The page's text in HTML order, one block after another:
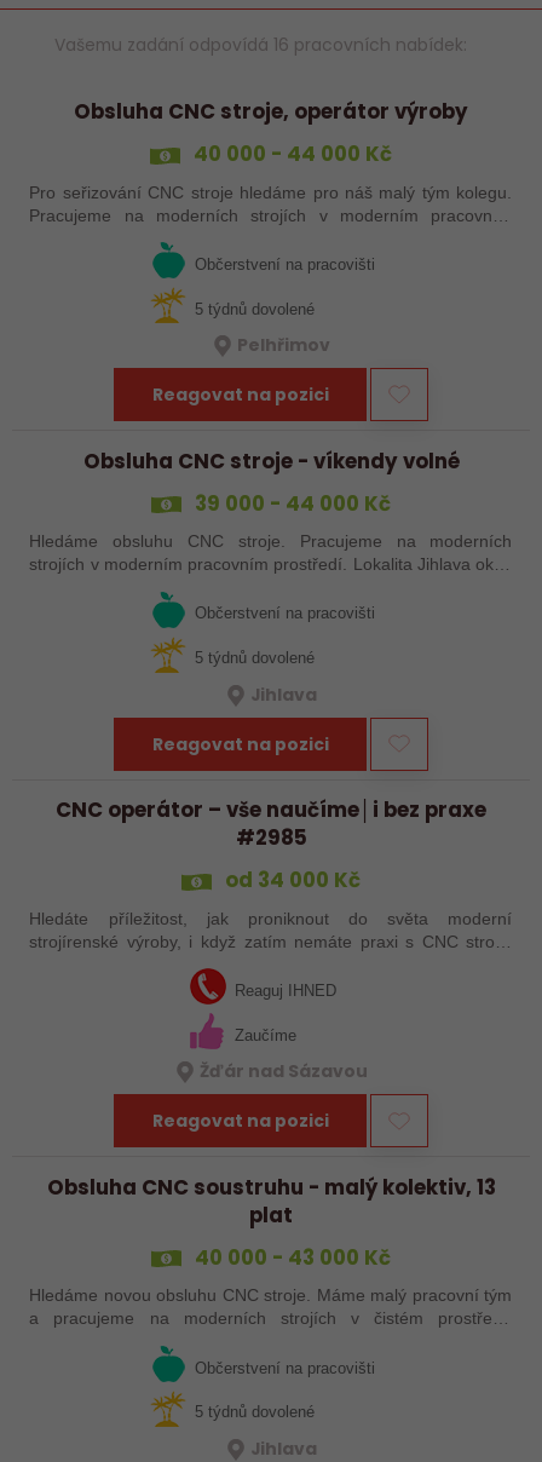
Vašemu zadání odpovídá 16 pracovních nabídek:
Obsluha CNC stroje, operátor výroby
40 000 - 44 000 Kč
Pro seřizování CNC stroje hledáme pro náš malý tým kolegu.
Pracujeme na moderních strojích v moderním pracovním
prostředí. Pracovistě 5 km od Jihlavy.
Občerstvení na pracovišti
5 týdnů dovolené
Pelhřimov
Reagovat na pozici
Obsluha CNC stroje - víkendy volné
39 000 - 44 000 Kč
Hledáme obsluhu CNC stroje. Pracujeme na moderních
strojích v moderním pracovním prostředí. Lokalita Jihlava okolí
Občerstvení na pracovišti
5 týdnů dovolené
Jihlava
Reagovat na pozici
CNC operátor – vše naučíme│i bez praxe
#2985
od 34 000 Kč
Hledáte příležitost, jak proniknout do světa moderní
strojírenské výroby, i když zatím nemáte praxi s CNC stroji?
Jsme Sanborn stabilní firma s dlouholetou tradicí a moderním
strojním vybavením.…
Reaguj IHNED
Zaučíme
Žďár nad Sázavou
Reagovat na pozici
Obsluha CNC soustruhu - malý kolektiv, 13
plat
40 000 - 43 000 Kč
Hledáme novou obsluhu CNC stroje. Máme malý pracovní tým
a pracujeme na moderních strojích v čistém prostředí.
Pracovistě cca 5 km od Jihlavy = ŘP sk.B .
Občerstvení na pracovišti
5 týdnů dovolené
Jihlava